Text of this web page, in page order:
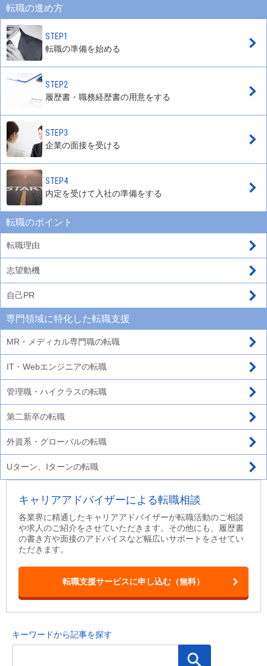
転職の進め方
STEP1
転職の準備を始める
STEP2
履歴書・職務経歴書の用意をする
STEP3
企業の面接を受ける
STEP4
内定を受けて入社の準備をする
転職のポイント
転職理由
志望動機
自己PR
専門領域に特化した転職支援
MR・メディカル専門職の転職
IT・Webエンジニアの転職
管理職・ハイクラスの転職
第二新卒の転職
外資系・グローバルの転職
Uターン、Iターンの転職
キャリアアドバイザーによる転職相談
各業界に精通したキャリアアドバイザーが転職活動のご相談
や求人のご紹介をさせていただきます。その他にも、履歴書
の書き方や面接のアドバイスなど幅広いサポートをさせてい
ただきます。
転職支援サービスに申し込む（無料）
キーワードから記事を探す